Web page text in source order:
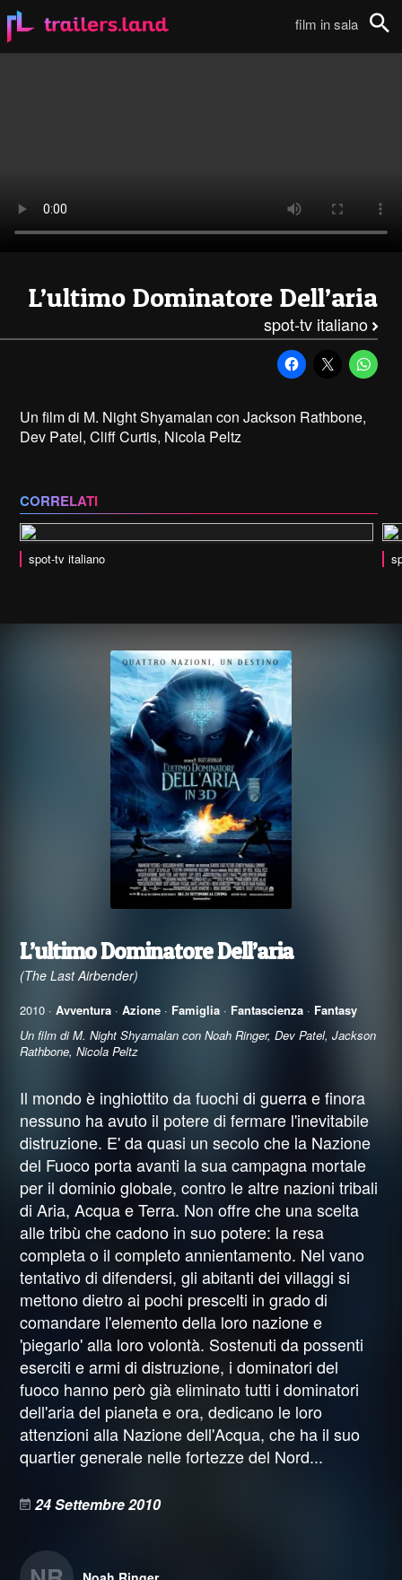
film in sala
L’ultimo Dominatore Dell’aria
spot-tv italiano
Un film di M. Night Shyamalan con Jackson Rathbone,
Dev Patel, Cliff Curtis, Nicola Peltz
CORRELATI
spot-tv italiano
L’ultimo Dominatore Dell’aria
(The Last Airbender)
2010 · Avventura ·Azione · Famiglia · Fantascienza · Fantasy
Un film di M. Night Shyamalan con Noah Ringer, Dev Patel, Jackson
Rathbone, Nicola Peltz
Il mondo è inghiottito da fuochi di guerra e finora
nessuno ha avuto il potere di fermare l'inevitabile
distruzione. E' da quasi un secolo che la Nazione
del Fuoco porta avanti la sua campagna mortale
per il dominio globale, contro le altre nazioni tribali
di Aria, Acqua e Terra. Non offre che una scelta
alle tribù che cadono in suo potere: la resa
completa o il completo annientamento. Nel vano
tentativo di difendersi, gli abitanti dei villaggi si
mettono dietro ai pochi prescelti in grado di
comandare l'elemento della loro nazione e
'piegarlo' alla loro volontà. Sostenuti da possenti
eserciti e armi di distruzione, i dominatori del
fuoco hanno però già eliminato tutti i dominatori
dell'aria del pianeta e ora, dedicano le loro
attenzioni alla Nazione dell'Acqua, che ha il suo
quartier generale nelle fortezze del Nord...
24 Settembre 2010